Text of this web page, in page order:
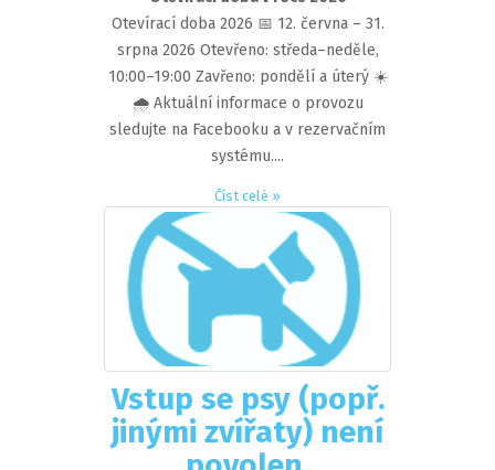
Otevírací doba 2026 📅 12. června – 31.
srpna 2026 Otevřeno: středa–neděle,
10:00–19:00 Zavřeno: pondělí a úterý ☀️
🌧️ Aktuální informace o provozu
sledujte na Facebooku a v rezervačním
systému....
Číst celé »
Vstup se psy (popř.
jinými zvířaty) není